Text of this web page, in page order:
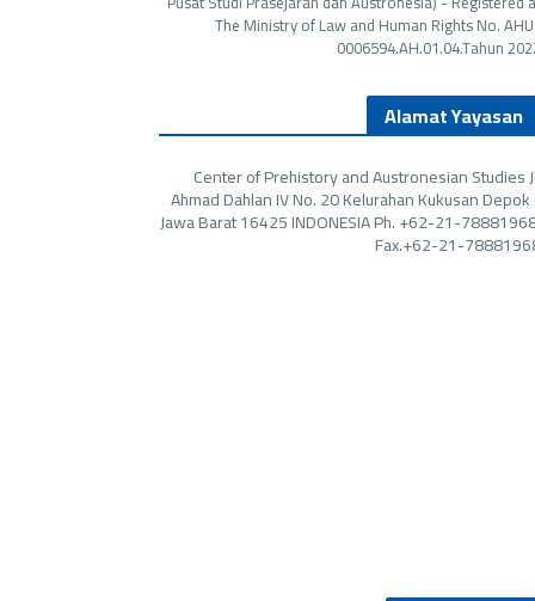
The Ministry of Law and Human Rights No.
0006594.AH.01.04.Tahun
Alamat Yayasan
Center of Prehistory and Austronesian Studies
Ahmad Dahlan IV No. 20 Kelurahan Kukusan
Jawa Barat 16425 INDONESIA Ph. +62-21-
Fax.+62-21-